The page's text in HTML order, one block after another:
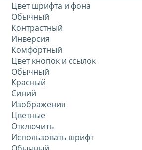
Цвет шрифта и фона
Обычный
Контрастный
Инверсия
Комфортный
Цвет кнопок и ссылок
Обычный
Красный
Синий
Изображения
Цветные
Отключить
Использовать шрифт